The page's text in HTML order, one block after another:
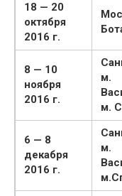
18 — 20
октября
2016 г.
8 — 10
ноября
2016 г.
м.
м.
6 — 8
декабря
2016 г.
м.